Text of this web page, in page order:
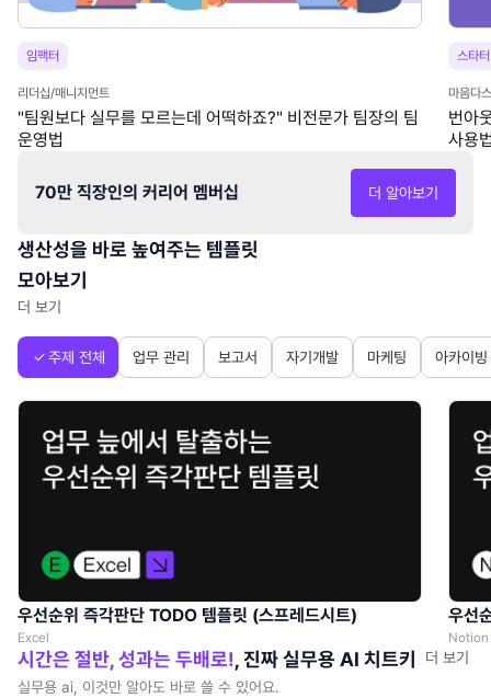
임팩터
리더십/매니지먼트
"팀원보다 실무를 모르는데 어떡하죠?" 비전문가 팀장의 팀
운영법
스타터
마음다
번아
사용
70만 직장인의 커리어 멤버십 더 알아보기
생산성을 바로 높여주는 템플릿
모아보기
더 보기
주제 전체 업무 관리 보고서 자기개발 마케팅 아카이빙
우선순위 즉각판단 TODO 템플릿 (스프레드시트)
Excel
우선
Notion
시간은 절반, 성과는 두배로!, 진짜 실무용 AI 치트키
더 보기
실무용 ai, 이것만 알아도 바로 쓸 수 있어요.